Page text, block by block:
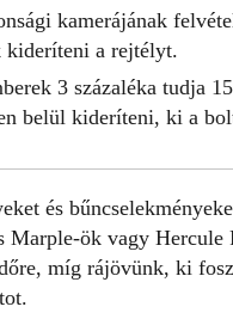
kamerájának
kideríteni a rejtélyt.
3 százaléka tudja 15
belül kideríteni, ki a
és
Marple-ök vagy Hercule
míg rájövünk, ki